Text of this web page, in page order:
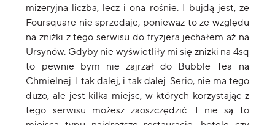
mizeryjna liczba, lecz i ona rośnie. I bujdą jest, że
Foursquare nie sprzedaje, ponieważ to ze względu
na zniżki z tego serwisu do fryzjera jechałem aż na
Ursynów. Gdyby nie wyświetliły mi się zniżki na 4sq
to pewnie bym nie zajrzał do Bubble Tea na
Chmielnej. I tak dalej, i tak dalej. Serio, nie ma tego
dużo, ale jest kilka miejsc, w których korzystając z
tego serwisu możesz zaoszczędzić. I nie są to